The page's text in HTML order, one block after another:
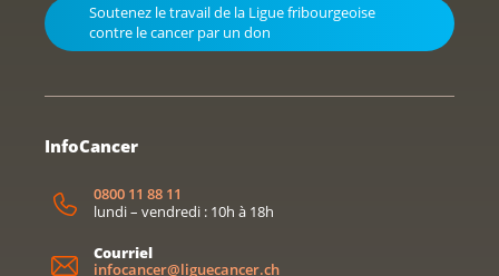
Soutenez le travail de la Ligue fribourgeoise
contre le cancer par un don
InfoCancer
0800 11 88 11
lundi – vendredi : 10h à 18h
Courriel
infocancer@liguecancer.ch